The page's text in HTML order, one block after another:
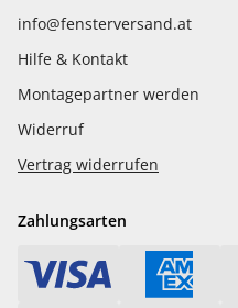
info@fensterversand.at
Hilfe & Kontakt
Montagepartner werden
Widerruf
Vertrag widerrufen
Zahlungsarten